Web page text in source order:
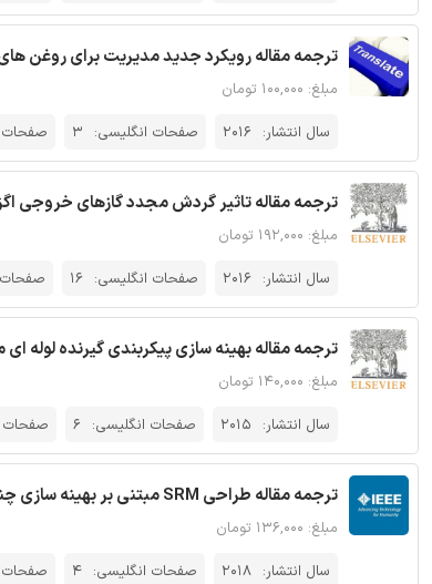
ترجمه مقاله رویکرد جدید مدیریت برای روغن
مبلغ: ۱۰۰,۰۰۰ تومان
سال انتشار: 2016 صفحات انگلیسی: 3 صفحات
ترجمه مقاله تاثیر گردش مجدد گازهای خروجی
مبلغ: ۱۹۲,۰۰۰ تومان
سال انتشار: 2016 صفحات انگلیسی: 16
ترجمه مقاله بهینه سازی پیکربندی گیرنده لوله
مبلغ: ۱۴۰,۰۰۰ تومان
سال انتشار: 2015 صفحات انگلیسی: 6 صفحات
ترجمه مقاله طراحی SRM مبتنی بر بهینه سازی چند منظوره زیرفضای دنباله - نشریه IEEE
مبلغ: ۱۳۶,۰۰۰ تومان
سال انتشار: 2018 صفحات انگلیسی: 4 صفحات